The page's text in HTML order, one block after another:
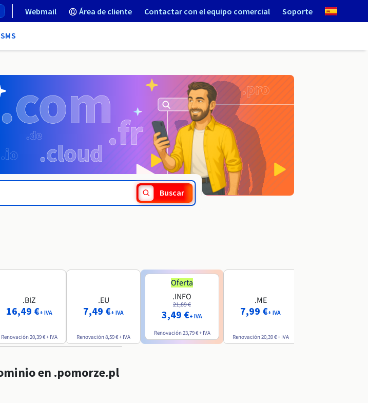
Webmail Área de cliente Contactar con el equipo comercial Soporte
SMS
Buscar
.BIZ
16,49 €+ IVA
Renovación20,39 €+ IVA
.EU
7,49 €+ IVA
Renovación8,59 €+ IVA
Oferta
.INFO
21,89 €
3,49 €+ IVA
Renovación23,79 €+ IVA
.ME
7,99 €+ IVA
Renovación20,39 €+ IVA
en .pomorze.pl